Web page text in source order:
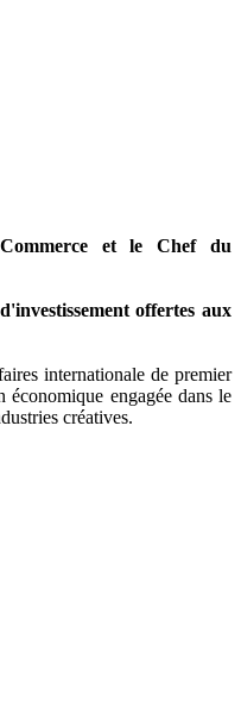
et le Chef du
offertes aux
internationale de premier
engagée dans le
créatives.